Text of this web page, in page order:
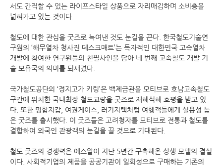
서도 간직할 수 있는 라이프스타일 상품으로 자리매김하며 소비층을
넓혀가고 있는 것이다.
철도에 대한 관심을 굿즈로 녹여낸 것도 눈길을 끈다. 한국철도기술연
구원의 ‘해무열차 청사진 데스크매트’는 독자적인 대한민국 고속열차
개발에 참여한 연구원들의 친필사인을 담아 네 번째 고속철도 개발 기
술 보유국의 의미를 되새겼다.
국가철도공단의 ‘정지고가 키링’은 백제금관을 모티브로 호남고속철도
구간에 위치한 국내최장 철도교량을 굿즈로 재해석해 호평을 받고 있
다. 또한 명함지갑, 여권케이스, 러기지택처럼 여행객들에게 실용성 높
은 굿즈를 출시했다. 이 굿즈들은 고려청자를 모티브로 전통과 철도를
결합하여 외국인 관광객의 눈길을 끌 것으로 기대된다.
철도 굿즈의 경쟁력은 에스알이 지난 5년간 구축해온 상생 모델의 결실
이다. 사회적기업의 제품을 공공기관이 일회성으로 구매하는 기존의